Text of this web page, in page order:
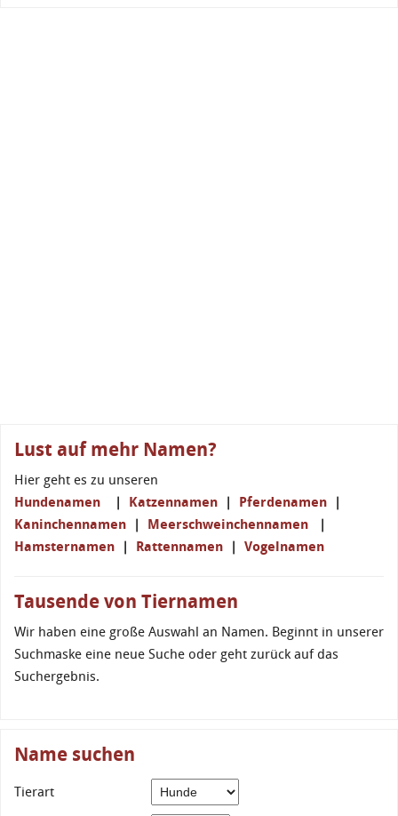
Lust auf mehr Namen?
Hier geht es zu unseren
Hundenamen | Katzennamen | Pferdenamen |
Kaninchennamen | Meerschweinchennamen |
Hamsternamen | Rattennamen | Vogelnamen
Tausende von Tiernamen
Wir haben eine große Auswahl an Namen. Beginnt in unserer
Suchmaske eine neue Suche oder geht zurück auf das
Suchergebnis.
Name suchen
Tierart